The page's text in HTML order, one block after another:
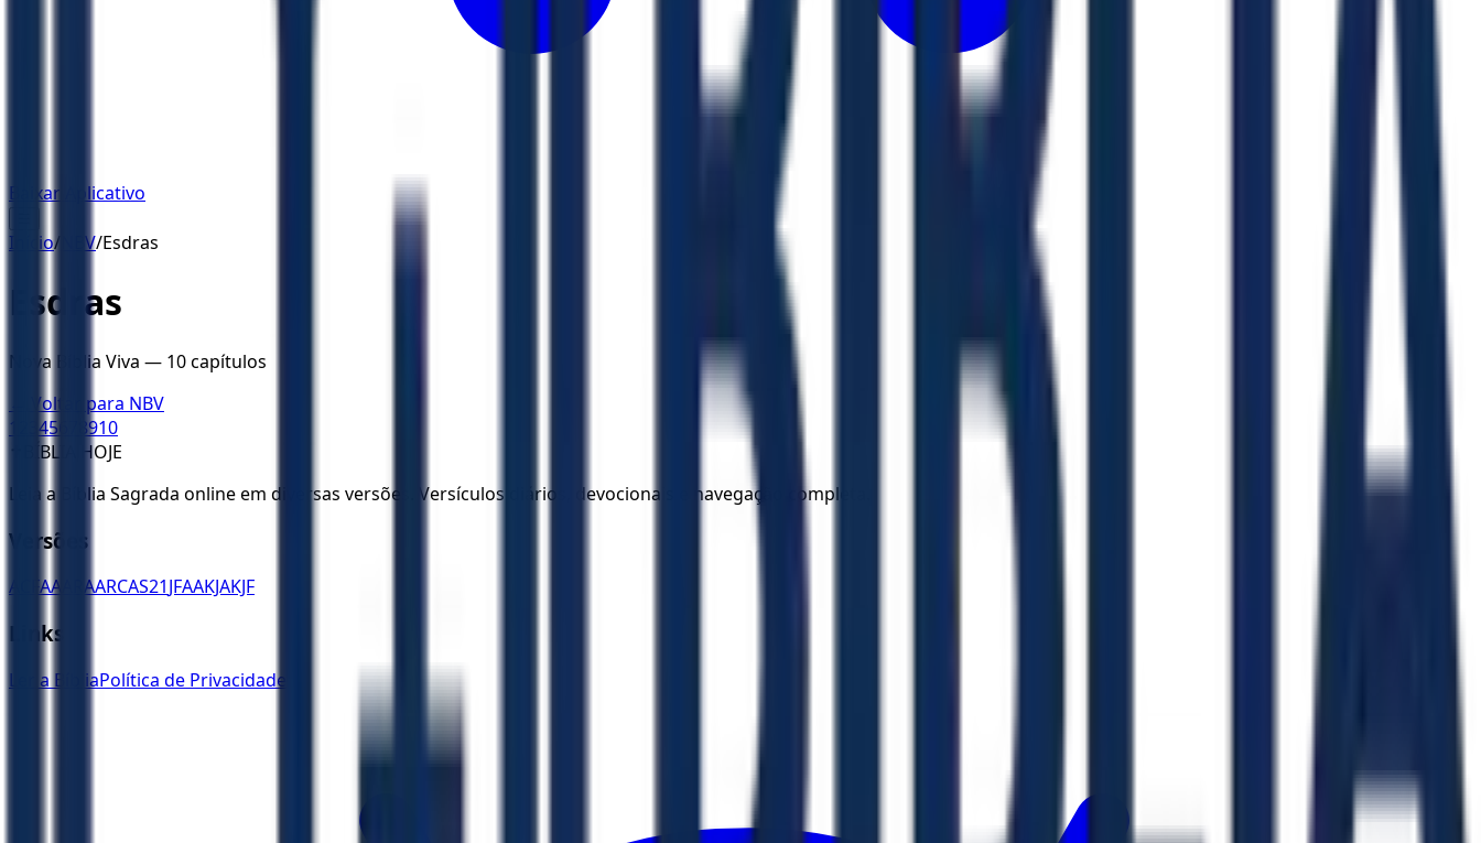
Baixar Aplicativo
Início/ NBV/Esdras
Esdras
Nova Bíblia Viva — 10capítulos
← Voltar para NBV
1
45 8910
BÍBLIA HOJE
Leia a Bíblia Sagrada online em diversas versões. Versículos diários, devocionais e navegação completa.
Versões
ACFAA ARAARCAS21JFAAKJAKJF
Links
Ler a BíbliaPolítica de Privacidade